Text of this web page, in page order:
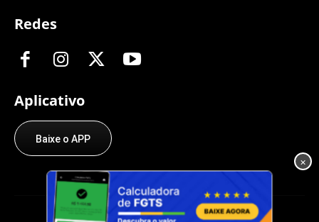
Redes
Aplicativo
Baixe o APP
×